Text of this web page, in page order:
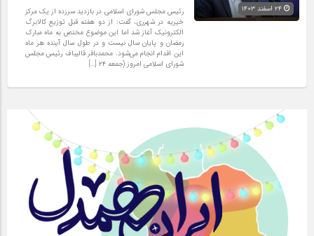
رئیس مجلس شورای اسلامی در بازدید سرزده از یک مرکز
خیریه در شهرری، گفت: از دو هفته قبل توزیع کالابرگ
الکترونیک آغاز شد اما این موضوع مختص به ماه مبارک
رمضان و پایان سال نیست و در طول سال آینده هر ماه
این اقدام انجام می‌شود. محمدباقر قالیباف رئیس مجلس
شورای اسلامی امروز (جمعه ۲۴ […]